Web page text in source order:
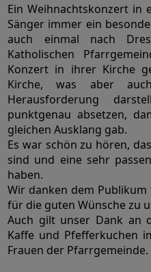
Ein Weihnachtskonzert in
Sänger immer ein
auch einmal nach
Katholischen
Konzert in ihrer Kirche
Kirche, was aber
Herausforderung
punktgenau absetzen,
gleichen Ausklang gab.
Es war schön zu hören,
sind und eine sehr
haben.
Wir danken dem
für die guten Wünsche zu
Auch gilt unser Dank an
Kaffe und Pfefferkuchen
Frauen der Pfarrgemeinde.